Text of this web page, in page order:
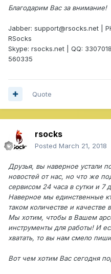
Благодарим Вас за внимание!
Jabber: support@rsocks.net |
RSocks
Skype: rsocks.net | QQ:
560335
Quote
rsocks
Posted March 21, 2018
Друзья, вы наверное устали
новостей от нас, но что же
сервисом 24 часа в сутки и 7
Наверное мы единственные
таком количестве и качестве
Мы хотим, чтобы в Вашем
инструменты для работы! И
хватать, то вы нам смело
Вот чем хотим Вас сегодня